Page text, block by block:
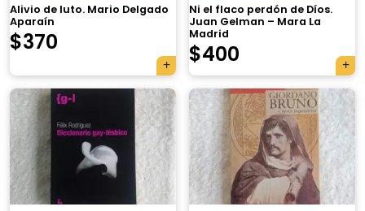
Alivio de luto. Mario Delgado
Aparaín
$370
Ni el flaco perdón de Díos.
Juan Gelman – Mara La
Madrid
$400
×